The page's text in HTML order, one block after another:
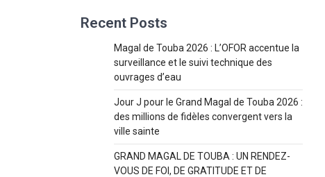
Recent Posts
Magal de Touba 2026 : L’OFOR accentue la
surveillance et le suivi technique des
ouvrages d’eau
Jour J pour le Grand Magal de Touba 2026 :
des millions de fidèles convergent vers la
ville sainte
GRAND MAGAL DE TOUBA : UN RENDEZ-
VOUS DE FOI, DE GRATITUDE ET DE